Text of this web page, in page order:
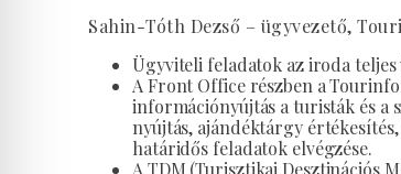
Sahin-Tóth Dezső – ügyvezető,
Ügyviteli feladatok az iroda teljes
A Front Office részben a
információnyújtás a turisták és a
nyújtás, ajándéktárgy
határidős feladatok elvégzése.
A TDM (Turisztikai Desztinációs